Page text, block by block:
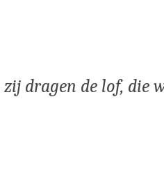
dragen de lof, die